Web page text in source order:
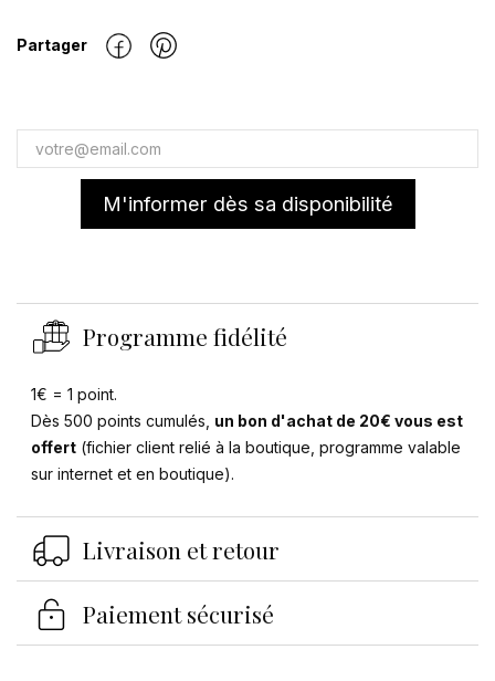
Partager
M'informer dès sa disponibilité
Programme fidélité
1€ = 1 point.
Dès 500 points cumulés, un bon d'achat de 20€ vous est
offert(fichier client relié à la boutique, programme valable
sur internet et en boutique).
Livraison et retour
Paiement sécurisé
Se connecter
Vous devez être connecté pour enregistrer des
produits dans votre liste d'envies.